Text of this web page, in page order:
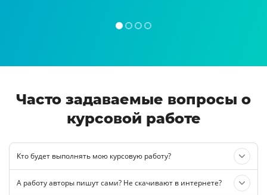
Часто задаваемые вопросы о
курсовой работе
Кто будет выполнять мою курсовую работу?
А работу авторы пишут сами? Не скачивают в интернете?